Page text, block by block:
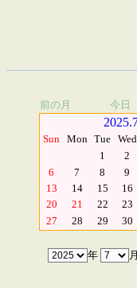
前の月 今日
Sun Mon Tue Wed
1
2
6
7 8 9
13
14 15 16
20
21 22 23
27
28 29 30
年 月